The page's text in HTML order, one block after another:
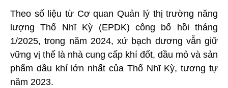
Theo số liệu từ Cơ quan Quản lý thị trường năng
lượng Thổ Nhĩ Kỳ (EPDK) công bố hồi tháng
1/2025, trong năm 2024, xứ bạch dương vẫn giữ
vững vị thế là nhà cung cấp khí đốt, dầu mỏ và sản
phẩm dầu khí lớn nhất của Thổ Nhĩ Kỳ, tương tự
năm 2023.